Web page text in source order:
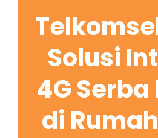
Solusi
4G
di